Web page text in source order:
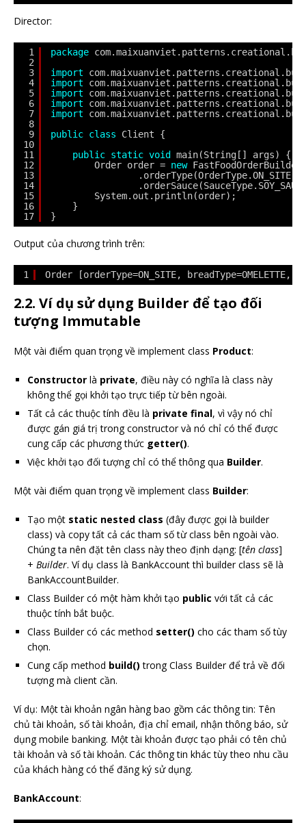
Director:
1
2
3
4
5
6
7
8
9
10
11
12
13
14
15
16
17
package
import
import
import
import
import
public class
Client {
public static void
main(String[] args) {
Order order = new
System.out.println(order);
}
}
Output của chương trình trên:
1 Order [orderType=ON_SITE, breadType=OMELETTE,
2.2. Ví dụ sử dụng Builder để tạo đối
tượng Immutable
Một vài điểm quan trọng về implement class Product:
Constructor là private, điều này có nghĩa là class này
không thể gọi khởi tạo trực tiếp từ bên ngoài.
Tất cả các thuộc tính đều là private final, vì vậy nó chỉ
được gán giá trị trong constructor và nó chỉ có thể được
cung cấp các phương thức getter().
Việc khởi tạo đối tượng chỉ có thể thông qua Builder.
Một vài điểm quan trọng về implement class Builder:
Tạo một static nested class (đây được gọi là builder
class) và copy tất cả các tham số từ class bên ngoài vào.
Chúng ta nên đặt tên class này theo định dạng: [tên class]
+ Builder. Ví dụ class là BankAccount thì builder class sẽ là
BankAccountBuilder.
Class Builder có một hàm khởi tạo public với tất cả các
thuộc tính bắt buộc.
Class Builder có các method setter() cho các tham số tùy
chọn.
Cung cấp method build() trong Class Builder để trả về đối
tượng mà client cần.
Ví dụ: Một tài khoản ngân hàng bao gồm các thông tin: Tên
chủ tài khoản, số tài khoản, địa chỉ email, nhận thông báo, sử
dụng mobile banking. Một tài khoản được tạo phải có tên chủ
tài khoản và số tài khoản. Các thông tin khác tùy theo nhu cầu
của khách hàng có thể đăng ký sử dụng.
BankAccount: